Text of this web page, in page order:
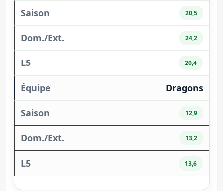
20,5
24,2
20,4
Dragons
12,9
13,2
13,6